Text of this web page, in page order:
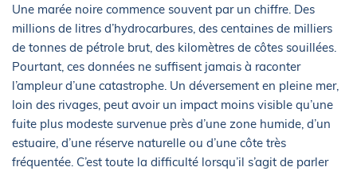
Une marée noire commence souvent par un chiffre. Des
millions de litres d’hydrocarbures, des centaines de milliers
de tonnes de pétrole brut, des kilomètres de côtes souillées.
Pourtant, ces données ne suffisent jamais à raconter
l’ampleur d’une catastrophe. Un déversement en pleine mer,
loin des rivages, peut avoir un impact moins visible qu’une
fuite plus modeste survenue près d’une zone humide, d’un
estuaire, d’une réserve naturelle ou d’une côte très
fréquentée. C’est toute la difficulté lorsqu’il s’agit de parler